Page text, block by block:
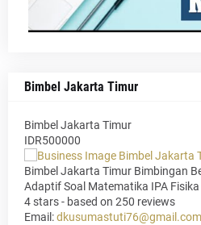
Bimbel Jakarta Timur
Bimbel Jakarta Timur
IDR500000
Bimbel Jakarta Timur Bimbingan
Adaptif Soal Matematika IPA Fisika
4 stars - based on 250 reviews
Email:dkusumastuti76@gmail.com